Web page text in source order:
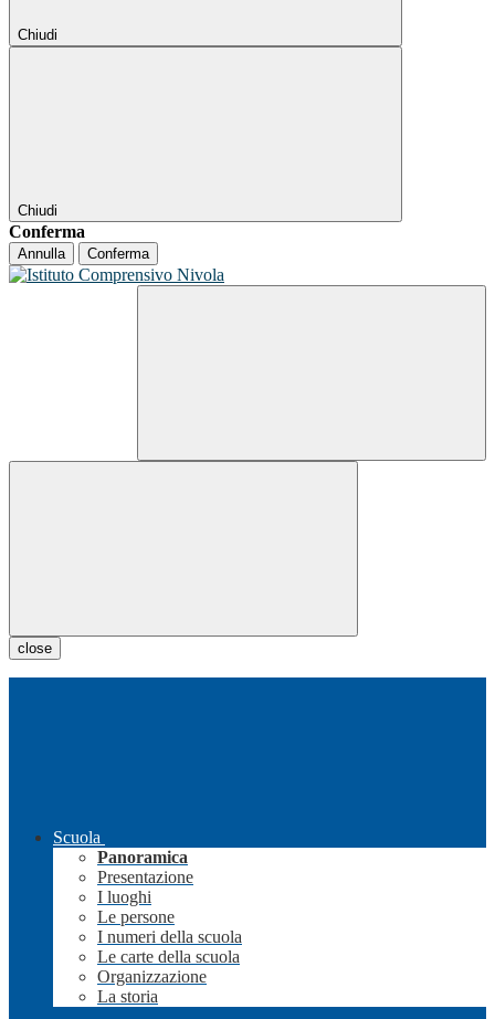
Chiudi
Chiudi
Conferma
Annulla Conferma
close
Scuola
Panoramica
Presentazione
I luoghi
Le persone
I numeri della scuola
Le carte della scuola
Organizzazione
La storia